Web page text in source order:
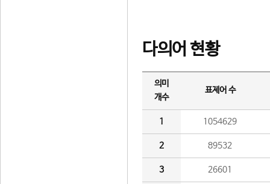
다의어 현황
의미
개수
표제어 수
1 1054629
2 89532
3 26601